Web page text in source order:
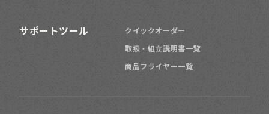
サポートツール
クイックオーダー
取扱・組立説明書一覧
商品フライヤー一覧